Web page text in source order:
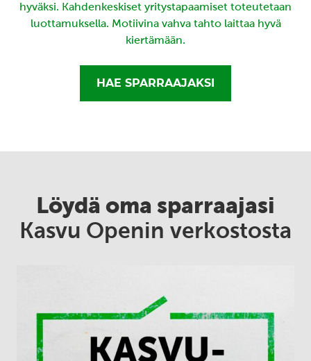
hyväksi. Kahdenkeskiset yritystapaamiset toteutetaan
luottamuksella. Motiivina vahva tahto laittaa hyvä
kiertämään.
HAE SPARRAAJAKSI
Löydä oma sparraajasi
Kasvu Openin verkostosta